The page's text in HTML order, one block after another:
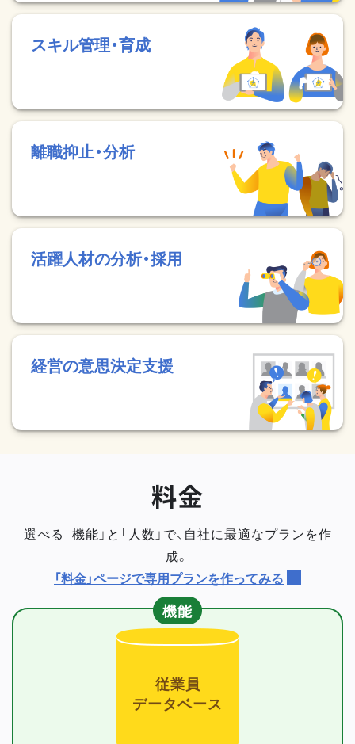
スキル管理・育成
離職抑止・分析
活躍人材の分析・採用
経営の意思決定支援
料金
選べる「機能」と「人数」で、自社に最適なプランを作
成。
「料金」ページで専用プランを作ってみる
機能
従業員
データベース